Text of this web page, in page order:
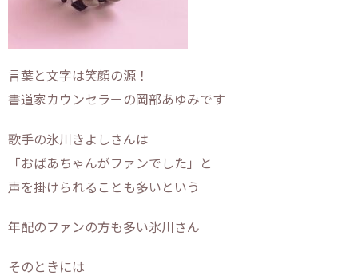
言葉と文字は笑顔の源！
書道家カウンセラーの岡部あゆみです
歌手の氷川きよしさんは
「おばあちゃんがファンでした」と
声を掛けられることも多いという
年配のファンの方も多い氷川さん
そのときには